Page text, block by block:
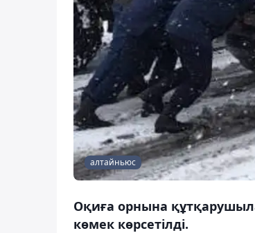
алтайньюс
Оқиға орнына
көмек көрсетілді.